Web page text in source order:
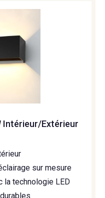
Intérieur/Extérieur
sur mesure
la technologie LED
durables